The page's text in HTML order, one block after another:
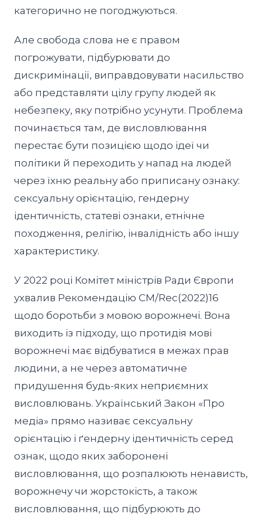
категорично не погоджуються.
Але свобода слова не є правом
погрожувати, підбурювати до
дискримінації, виправдовувати насильство
або представляти цілу групу людей як
небезпеку, яку потрібно усунути. Проблема
починається там, де висловлювання
перестає бути позицією щодо ідеї чи
політики й переходить у напад на людей
через їхню реальну або приписану ознаку:
сексуальну орієнтацію, гендерну
ідентичність, статеві ознаки, етнічне
походження, релігію, інвалідність або іншу
характеристику.
У 2022 році Комітет міністрів Ради Європи
ухвалив Рекомендацію CM/Rec(2022)16
щодо боротьби з мовою ворожнечі. Вона
виходить із підходу, що протидія мові
ворожнечі має відбуватися в межах прав
людини, а не через автоматичне
придушення будь-яких неприємних
висловлювань. Український Закон «Про
медіа» прямо називає сексуальну
орієнтацію і ґендерну ідентичність серед
ознак, щодо яких заборонені
висловлювання, що розпалюють ненависть,
ворожнечу чи жорстокість, а також
висловлювання, що підбурюють до